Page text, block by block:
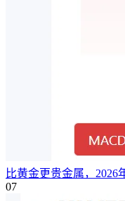
比黄金更贵金属，2026
07